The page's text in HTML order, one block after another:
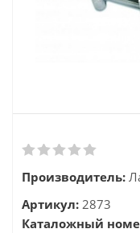
Производитель:
Артикул: 2873
Каталожный